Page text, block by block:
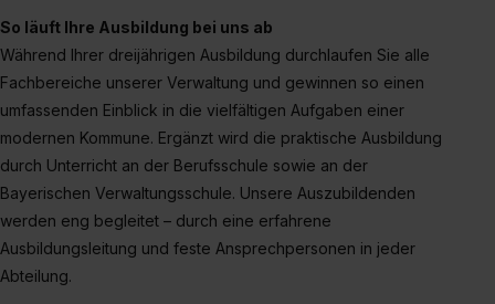
So läuft Ihre Ausbildung bei uns ab
Während Ihrer dreijährigen Ausbildung durchlaufen Sie alle
Fachbereiche unserer Verwaltung und gewinnen so einen
umfassenden Einblick in die vielfältigen Aufgaben einer
modernen Kommune. Ergänzt wird die praktische Ausbildung
durch Unterricht an der Berufsschule sowie an der
Bayerischen Verwaltungsschule. Unsere Auszubildenden
werden eng begleitet – durch eine erfahrene
Ausbildungsleitung und feste Ansprechpersonen in jeder
Abteilung.